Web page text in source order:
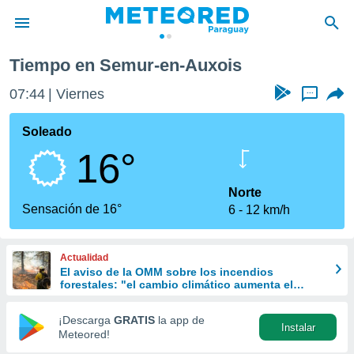
de
ha
calidad.
a este
las
y
forma
digital
basada
Tiempo en Semur-en-Auxois
07:44 Viernes ...
Soleado
16°
Sensación de 16°
Norte
6
12 km/h
Actualidad
El aviso de la OMM sobre los incendios
forestales: "el cambio climático aumenta el
¡Descarga GRATIS la app de
Meteored!
Instalar